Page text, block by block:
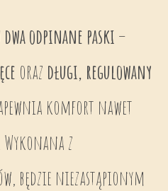
dwa odpinane paski –
oraz długi, regulowany
komfort nawet
Wykonana z
będzie niezastąpionym